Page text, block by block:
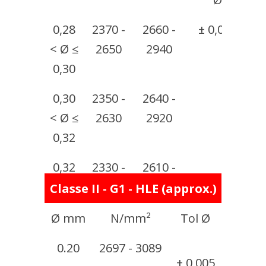
nécessitant pliage
sévère
DM
traction
• Ressorts de
• Ressorts de
torsion
• Sollicitations
dynamiques
moyennement
0,28
< Ø ≤
0,30
2370 -
2650
2660 -
2940
± 0,008
0,30
< Ø ≤
0,32
2350 -
2630
2640 -
2920
0,32
< Ø ≤
0,34
2330 -
2600
2610 -
2890
< Ø ≤
2580
2870
Classe II - G1 - HLE (approx.)
Ø mm
N/mm²
Tol Ø
0.20
2697 - 3089
± 0,005